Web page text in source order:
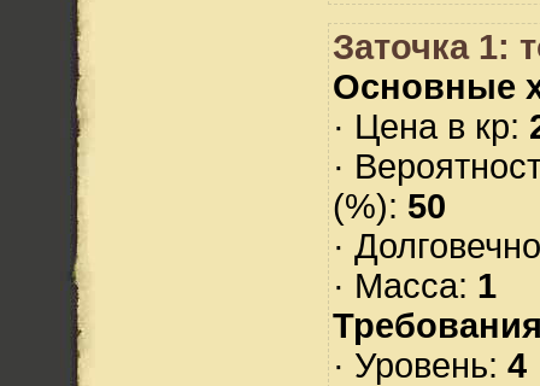
Заточка 1:
Основные
· Цена в кр:
·
(%): 50
·
· Масса: 1
· Уровень: 4